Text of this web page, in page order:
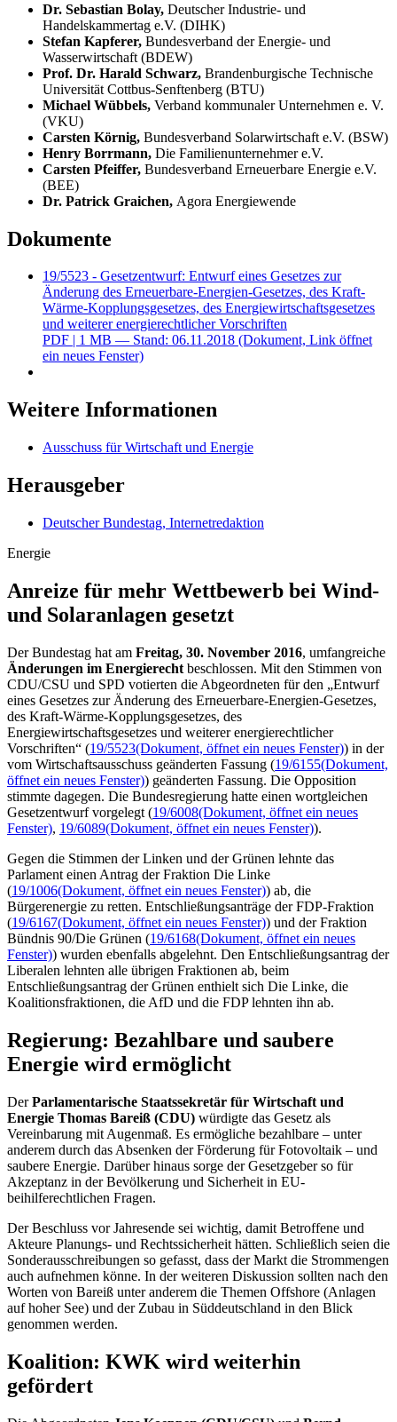
Dr. Sebastian Bolay, Deutscher Industrie- und
Handelskammertag e.V. (DIHK)
Stefan Kapferer, Bundesverband der Energie- und
Wasserwirtschaft (BDEW)
Prof. Dr. Harald Schwarz, Brandenburgische Technische
Universität Cottbus-Senftenberg (BTU)
Michael Wübbels, Verband kommunaler Unternehmen e. V.
(VKU)
Carsten Körnig, Bundesverband Solarwirtschaft e.V. (BSW)
Henry Borrmann, Die Familienunternehmer e.V.
Carsten Pfeiffer, Bundesverband Erneuerbare Energie e.V.
(BEE)
Dr. Patrick Graichen, Agora Energiewende
Dokumente
19/5523 - Gesetzentwurf: Entwurf eines Gesetzes zur
Änderung des Erneuerbare-Energien-Gesetzes, des Kraft-
Wärme-Kopplungsgesetzes, des Energiewirtschaftsgesetzes
und weiterer energierechtlicher Vorschriften
PDF | 1 MB — Stand: 06.11.2018 (Dokument, Link öffnet
ein neues Fenster)
Weitere Informationen
Ausschuss für Wirtschaft und Energie
Herausgeber
Deutscher Bundestag, Internetredaktion
Energie
Anreize für mehr Wettbewerb bei Wind-
und Solaranlagen gesetzt
Der Bundestag hat am Freitag, 30. November 2016, umfangreiche
Änderungen im Energierecht beschlossen. Mit den Stimmen von
CDU/CSU und SPD votierten die Abgeordneten für den „Entwurf
eines Gesetzes zur Änderung des Erneuerbare-Energien-Gesetzes,
des Kraft-Wärme-Kopplungsgesetzes, des
Energiewirtschaftsgesetzes und weiterer energierechtlicher
Vorschriften“ (19/5523(Dokument, öffnet ein neues Fenster)) in der
vom Wirtschaftsausschuss geänderten Fassung (19/6155(Dokument,
öffnet ein neues Fenster)) geänderten Fassung. Die Opposition
stimmte dagegen. Die Bundesregierung hatte einen wortgleichen
Gesetzentwurf vorgelegt (19/6008(Dokument, öffnet ein neues
Fenster), 19/6089(Dokument, öffnet ein neues Fenster)).
Gegen die Stimmen der Linken und der Grünen lehnte das
Parlament einen Antrag der Fraktion Die Linke
(19/1006(Dokument, öffnet ein neues Fenster)) ab, die
Bürgerenergie zu retten. Entschließungsanträge der FDP-Fraktion
(19/6167(Dokument, öffnet ein neues Fenster)) und der Fraktion
Bündnis 90/Die Grünen (19/6168(Dokument, öffnet ein neues
Fenster)) wurden ebenfalls abgelehnt. Den Entschließungsantrag der
Liberalen lehnten alle übrigen Fraktionen ab, beim
Entschließungsantrag der Grünen enthielt sich Die Linke, die
Koalitionsfraktionen, die AfD und die FDP lehnten ihn ab.
Regierung: Bezahlbare und saubere
Energie wird ermöglicht
DerParlamentarische Staatssekretär für Wirtschaft und
Energie Thomas Bareiß (CDU) würdigte das Gesetz als
Vereinbarung mit Augenmaß. Es ermögliche bezahlbare – unter
anderem durch das Absenken der Förderung für Fotovoltaik – und
saubere Energie. Darüber hinaus sorge der Gesetzgeber so für
Akzeptanz in der Bevölkerung und Sicherheit in EU-
beihilferechtlichen Fragen.
Der Beschluss vor Jahresende sei wichtig, damit Betroffene und
Akteure Planungs- und Rechtssicherheit hätten. Schließlich seien die
Sonderausschreibungen so gefasst, dass der Markt die Strommengen
auch aufnehmen könne. In der weiteren Diskussion sollten nach den
Worten von Bareiß unter anderem die Themen Offshore (Anlagen
auf hoher See) und der Zubau in Süddeutschland in den Blick
genommen werden.
Koalition: KWK wird weiterhin
gefördert